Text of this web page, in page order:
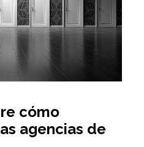
cómo
agencias de